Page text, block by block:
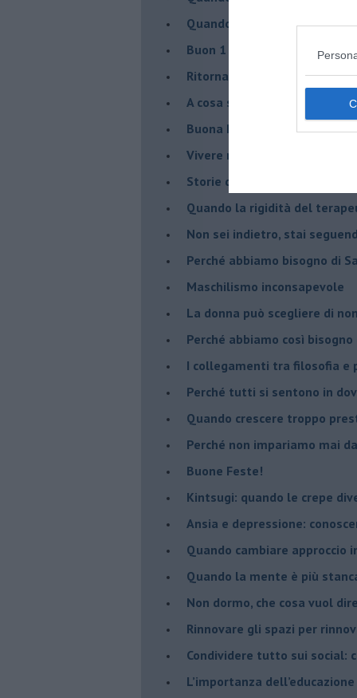
​Quando il terapeuta torna a
​Buon 1 Maggio!
Ritornare indietro di
​A cosa serve davvero la
​Buona Pasqua e … buona
​Vivere nell’incertezza
​Storie di rinascita: i Take That
​Quando la rigidità del
​Non sei indietro, stai
​Perché abbiamo bisogno di
​Maschilismo inconsapevole
​La donna può scegliere di
​Perché abbiamo così
​I collegamenti tra filosofia e
​Perché tutti si sentono in
​Quando crescere troppo
​Perché non impariamo mai
​Buone Feste!
​Kintsugi: quando le crepe
Ansia e depressione:
Quando cambiare approccio
​Quando la mente è più
Non dormo, che cosa vuol
​Rinnovare gli spazi per
​Condividere tutto sui social:
​L’importanza